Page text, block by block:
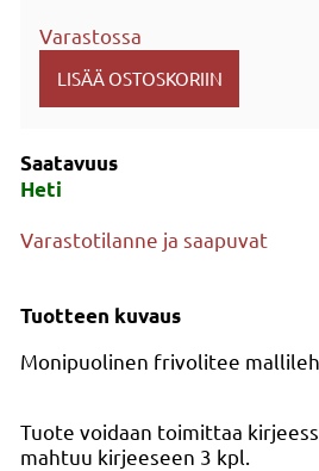
Varastossa
Saatavuus
Heti
Varastotilanne ja saapuvat
Tuotteen kuvaus
Monipuolinen frivolitee
Tuote voidaan toimittaa
mahtuu kirjeeseen 3 kpl.